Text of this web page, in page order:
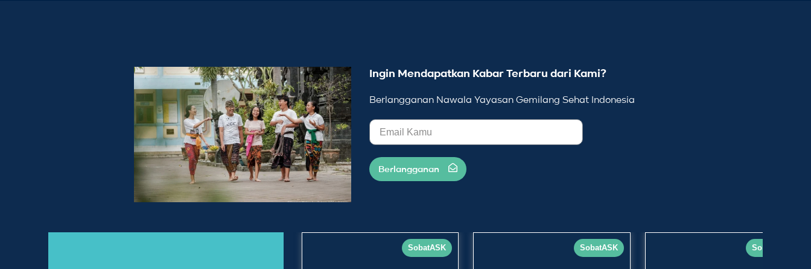
Ingin Mendapatkan Kabar Terbaru dari Kami?
Berlangganan Nawala Yayasan Gemilang Sehat Indonesia
Berlangganan
SobatASK SobatASK SobatASK